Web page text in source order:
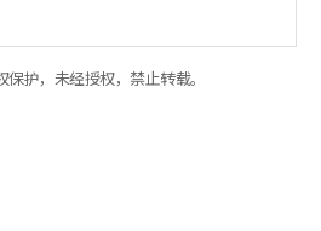
保护，未经授权，禁止转载。